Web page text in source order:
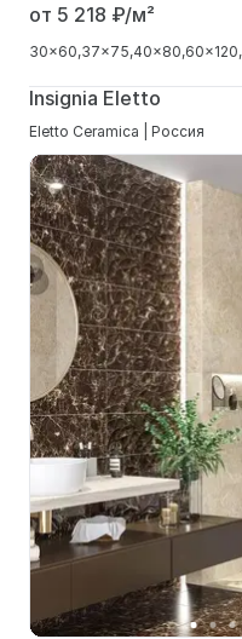
от 5 218 ₽/м²
30x60 37x75 40x80 60x120
Insignia Eletto
Eletto Ceramica | Россия